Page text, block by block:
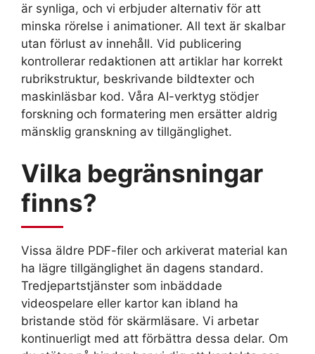
är synliga, och vi erbjuder alternativ för att
minska rörelse i animationer. All text är skalbar
utan förlust av innehåll. Vid publicering
kontrollerar redaktionen att artiklar har korrekt
rubrikstruktur, beskrivande bildtexter och
maskinläsbar kod. Våra AI-verktyg stödjer
forskning och formatering men ersätter aldrig
mänsklig granskning av tillgänglighet.
Vilka begränsningar
finns?
Vissa äldre PDF-filer och arkiverat material kan
ha lägre tillgänglighet än dagens standard.
Tredjepartstjänster som inbäddade
videospelare eller kartor kan ibland ha
bristande stöd för skärmläsare. Vi arbetar
kontinuerligt med att förbättra dessa delar. Om